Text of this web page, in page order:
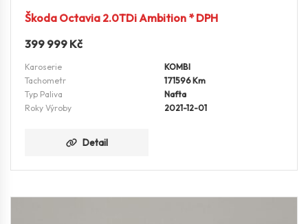
Škoda Octavia 2.0TDi Ambition * DPH
399 999 Kč
Karoserie
KOMBI
Tachometr
171596 Km
Typ Paliva
Nafta
Roky Výroby
2021-12-01
Detail